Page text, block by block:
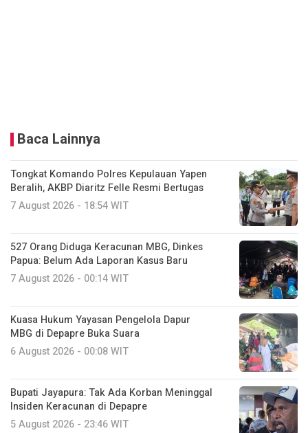
Baca Lainnya
Tongkat Komando Polres Kepulauan Yapen
Beralih, AKBP Diaritz Felle Resmi Bertugas
7 August 2026 - 18:54 WIT
527 Orang Diduga Keracunan MBG, Dinkes
Papua: Belum Ada Laporan Kasus Baru
7 August 2026 - 00:14 WIT
Kuasa Hukum Yayasan Pengelola Dapur
MBG di Depapre Buka Suara
6 August 2026 - 00:08 WIT
Bupati Jayapura: Tak Ada Korban Meninggal
Insiden Keracunan di Depapre
5 August 2026 - 23:46 WIT